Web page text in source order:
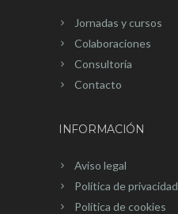
Jornadas y cursos
Colaboraciones
Consultoría
Contacto
INFORMACIÓN
Aviso legal
Política de privacidad
Política de cookies